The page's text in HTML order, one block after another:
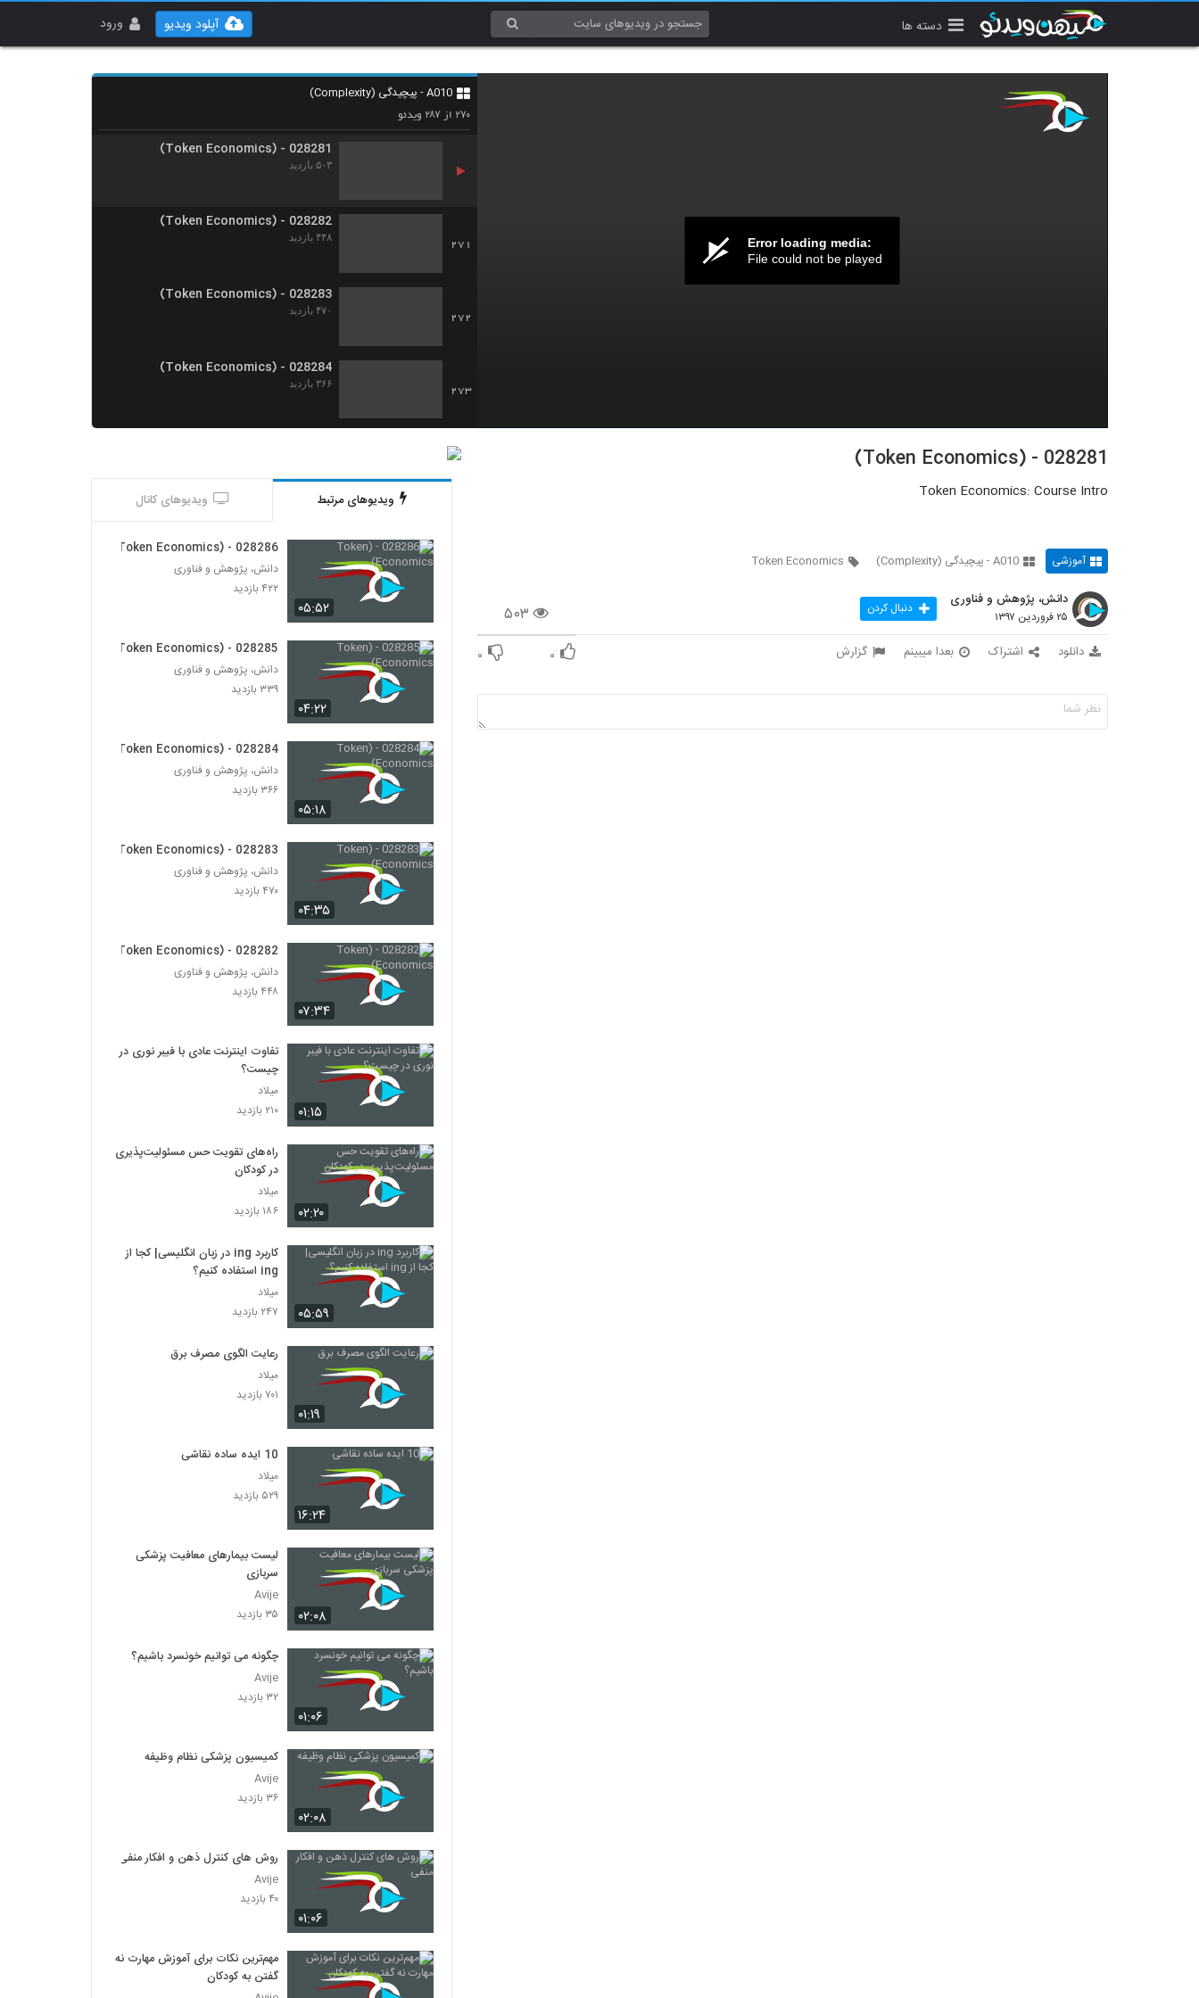
دسته ها ورود آپلود ویدیو
Error loading media:
File could not be played
A010 - پیچیدگی (Complexity)
۲۷۰ از ۲۸۷ ویدئو
269
028280 - سیستم های سازگار پیچیده
(Complex Adaptive Systems)
028281 - (Token Economics)
۵۰۳ بازدید
271
028282 - (Token Economics)
۴۴۸ بازدید
272
028283 - (Token Economics)
۴۷۰ بازدید
273
028284 - (Token Economics)
۳۶۶ بازدید
274
028286 - (Token Economics)
028287 - (Blockchain)
۴۴۱ بازدید
028288 - (Blockchain)
۳۸۷ بازدید
028290 - (Blockchain)
۴۱۴ بازدید
028291 - (Blockchain)
028292 - (Blockchain)
۴۵۶ بازدید
028293 - (Blockchain)
۴۱۱ بازدید
028295 - (Blockchain)
۳۷۴ بازدید
۴۳۱ بازدید
028297 - (Blockchain)
۴۵۷ بازدید
028298 - (Blockchain)
028281 - (Token Economics)
Token Economics: Course Intro
آموزشی A010 - پیچیدگی (Complexity) Token Economics
۵۰۳
دانش، پژوهش و فناوری
۲۵ فروردین ۱۳۹۷ دنبال کردن
دانلود اشتراک بعدا میبینم گزارش ۰ ۰
ویدیوهای مرتبط ویدیوهای کانال
۰۵:۵۲
028286 - (Token Economics)
دانش، پژوهش و فناوری
۴۲۲ بازدید
۰۴:۲۲
028285 - (Token Economics)
دانش، پژوهش و فناوری
۳۳۹ بازدید
۰۵:۱۸
028284 - (Token Economics)
دانش، پژوهش و فناوری
۳۶۶ بازدید
۰۴:۳۵
028283 - (Token Economics)
دانش، پژوهش و فناوری
۴۷۰ بازدید
۰۷:۳۴
028282 - (Token Economics)
دانش، پژوهش و فناوری
۴۴۸ بازدید
۰۱:۱۵
تفاوت اینترنت عادی با فیبر نوری در
چیست؟
میلاد
۲۱۰ بازدید
۰۲:۲۰
راه‌های تقویت حس مسئولیت‌پذیری
در کودکان
میلاد
۱۸۶ بازدید
۰۵:۵۹
کاربرد ing در زبان انگلیسی| کجا از
ing استفاده کنیم؟
میلاد
۲۴۷ بازدید
۰۱:۱۹
رعایت الگوی مصرف برق
میلاد
۷۰۱ بازدید
۱۶:۲۴
10 ایده ساده نقاشی
میلاد
۵۲۹ بازدید
۰۲:۰۸
لیست بیمارهای معافیت پزشکی
سربازی
Avije
۳۵ بازدید
۰۱:۰۶
چگونه می توانیم خونسرد باشیم؟
Avije
۳۲ بازدید
۰۲:۰۸
کمیسیون پزشکی نظام وظیفه
Avije
۳۶ بازدید
۰۱:۰۶
روش های کنترل ذهن و افکار منفی
Avije
۴۰ بازدید
مهم‌ترین نکات برای آموزش مهارت نه
گفتن به کودکان